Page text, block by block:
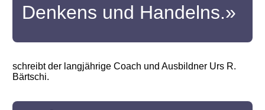
Denkens und Handelns.»
schreibt der langjährige Coach und Ausbildner Urs R.
Bärtschi.